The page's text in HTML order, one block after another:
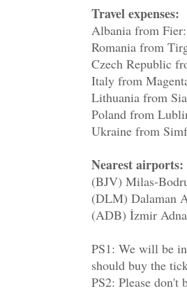
Travel expenses:
Albania from
Romania from
Czech Republic
Italy from
Lithuania from
Poland from
Ukraine from
Nearest airports:
(BJV) Milas-
(DLM) Dalaman
(ADB) İzmir
PS1: We will be
should buy the
PS2: Please don't